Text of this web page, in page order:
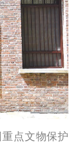
点文物保护